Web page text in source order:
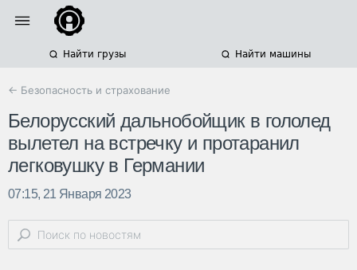
Найти грузы Найти машины
← Безопасность и страхование
Белорусский дальнобойщик в гололед
вылетел на встречку и протаранил
легковушку в Германии
07:15, 21 Января 2023